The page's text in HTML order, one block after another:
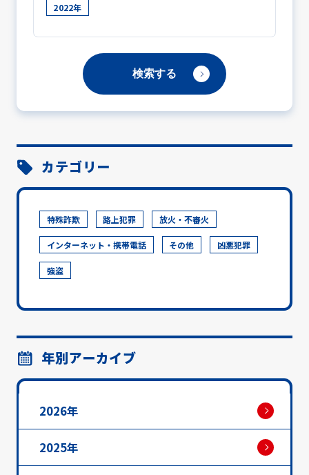
2022年
カテゴリー
特殊詐欺 路上犯罪 放火・不審火
インターネット・携帯電話 その他 凶悪犯罪
強盗
年別アーカイブ
2026年
2025年